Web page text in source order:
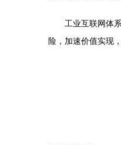
工业互联网体
险，加速价值实现